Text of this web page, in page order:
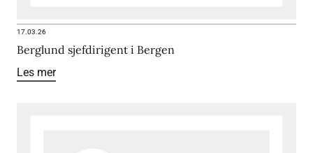
17.03.26
Berglund sjefdirigent i Bergen
Les mer